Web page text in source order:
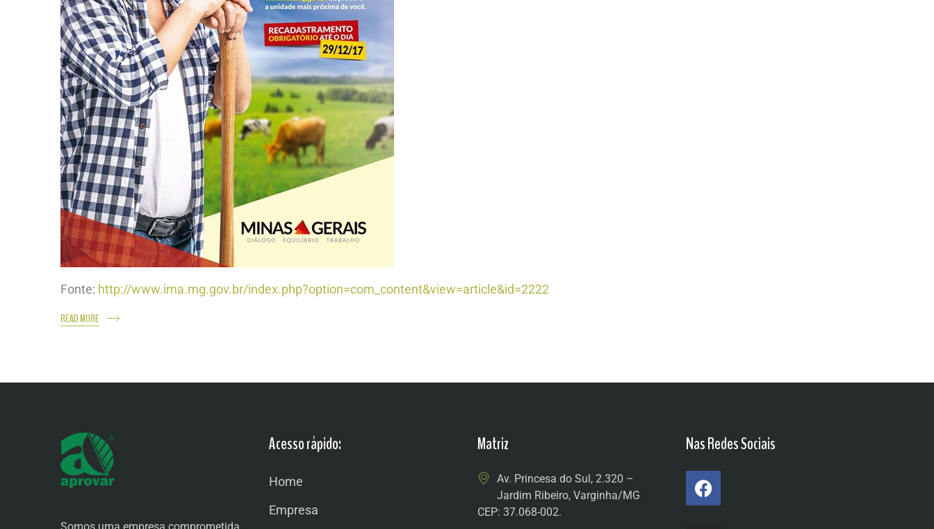
Fonte: http://www.ima.mg.gov.br/index.php?option=com_content&view=article&id=2222
READ MORE
Somos uma empresa comprometida
Acesso rápido:
Home
Empresa
Matriz
Av. Princesa do Sul, 2.320 –
Jardim Ribeiro, Varginha/MG
CEP: 37.068-002.
Nas Redes Sociais